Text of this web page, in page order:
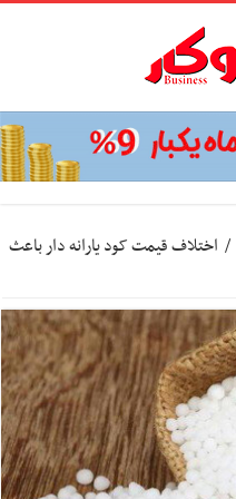
/ اختلاف قیمت کود یارانه دار باعث